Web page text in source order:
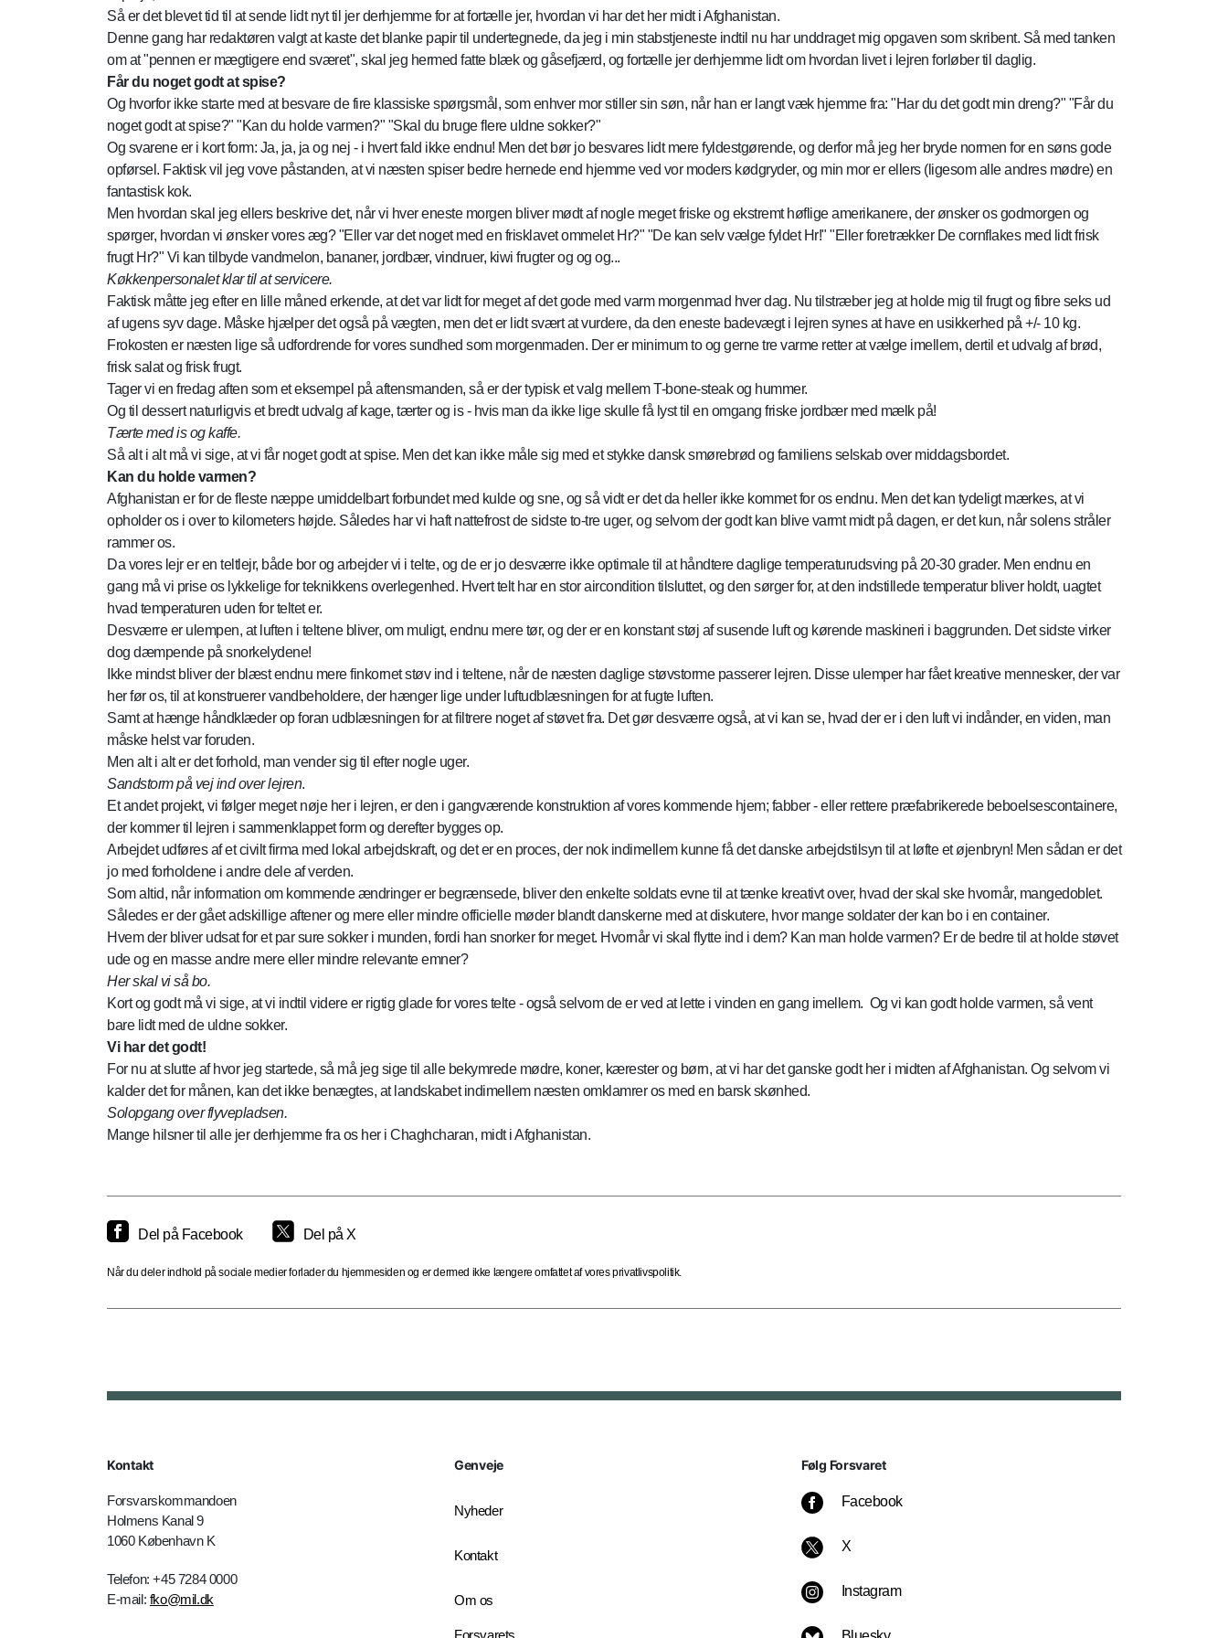
Så er det blevet tid til at sende lidt nyt til jer derhjemme for at fortælle jer, hvordan vi har det her midt i Afghanistan.
Denne gang har redaktøren valgt at kaste det blanke papir til undertegnede, da jeg i min stabstjeneste indtil nu har unddraget mig opgaven som skribent. Så med tanken
om at "pennen er mægtigere end sværet", skal jeg hermed fatte blæk og gåsefjærd, og fortælle jer derhjemme lidt om hvordan livet i lejren forløber til daglig.
Får du noget godt at spise?
Og hvorfor ikke starte med at besvare de fire klassiske spørgsmål, som enhver mor stiller sin søn, når han er langt væk hjemme fra: "Har du det godt min dreng?" "Får du
noget godt at spise?" "Kan du holde varmen?" "Skal du bruge flere uldne sokker?"
Og svarene er i kort form: Ja, ja, ja og nej - i hvert fald ikke endnu! Men det bør jo besvares lidt mere fyldestgørende, og derfor må jeg her bryde normen for en søns gode
opførsel. Faktisk vil jeg vove påstanden, at vi næsten spiser bedre hernede end hjemme ved vor moders kødgryder, og min mor er ellers (ligesom alle andres mødre) en
fantastisk kok.
Men hvordan skal jeg ellers beskrive det, når vi hver eneste morgen bliver mødt af nogle meget friske og ekstremt høflige amerikanere, der ønsker os godmorgen og
spørger, hvordan vi ønsker vores æg? "Eller var det noget med en frisklavet ommelet Hr?" "De kan selv vælge fyldet Hr!" "Eller foretrækker De cornflakes med lidt frisk
frugt Hr?" Vi kan tilbyde vandmelon, bananer, jordbær, vindruer, kiwi frugter og og og...
Køkkenpersonalet klar til at servicere.
Faktisk måtte jeg efter en lille måned erkende, at det var lidt for meget af det gode med varm morgenmad hver dag. Nu tilstræber jeg at holde mig til frugt og fibre seks ud
af ugens syv dage. Måske hjælper det også på vægten, men det er lidt svært at vurdere, da den eneste badevægt i lejren synes at have en usikkerhed på +/- 10 kg.
Frokosten er næsten lige så udfordrende for vores sundhed som morgenmaden. Der er minimum to og gerne tre varme retter at vælge imellem, dertil et udvalg af brød,
frisk salat og frisk frugt.
Tager vi en fredag aften som et eksempel på aftensmanden, så er der typisk et valg mellem T-bone-steak og hummer.
Og til dessert naturligvis et bredt udvalg af kage, tærter og is - hvis man da ikke lige skulle få lyst til en omgang friske jordbær med mælk på!
Tærte med is og kaffe.
Så alt i alt må vi sige, at vi får noget godt at spise. Men det kan ikke måle sig med et stykke dansk smørebrød og familiens selskab over middagsbordet.
Kan du holde varmen?
Afghanistan er for de fleste næppe umiddelbart forbundet med kulde og sne, og så vidt er det da heller ikke kommet for os endnu. Men det kan tydeligt mærkes, at vi
opholder os i over to kilometers højde. Således har vi haft nattefrost de sidste to-tre uger, og selvom der godt kan blive varmt midt på dagen, er det kun, når solens stråler
rammer os.
Da vores lejr er en teltlejr, både bor og arbejder vi i telte, og de er jo desværre ikke optimale til at håndtere daglige temperaturudsving på 20-30 grader. Men endnu en
gang må vi prise os lykkelige for teknikkens overlegenhed. Hvert telt har en stor aircondition tilsluttet, og den sørger for, at den indstillede temperatur bliver holdt, uagtet
hvad temperaturen uden for teltet er.
Desværre er ulempen, at luften i teltene bliver, om muligt, endnu mere tør, og der er en konstant støj af susende luft og kørende maskineri i baggrunden. Det sidste virker
dog dæmpende på snorkelydene!
Ikke mindst bliver der blæst endnu mere finkornet støv ind i teltene, når de næsten daglige støvstorme passerer lejren. Disse ulemper har fået kreative mennesker, der var
her før os, til at konstruerer vandbeholdere, der hænger lige under luftudblæsningen for at fugte luften.
Samt at hænge håndklæder op foran udblæsningen for at filtrere noget af støvet fra. Det gør desværre også, at vi kan se, hvad der er i den luft vi indånder, en viden, man
måske helst var foruden.
Men alt i alt er det forhold, man vender sig til efter nogle uger.
Sandstorm på vej ind over lejren.
Et andet projekt, vi følger meget nøje her i lejren, er den i gangværende konstruktion af vores kommende hjem; fabber - eller rettere præfabrikerede beboelsescontainere,
der kommer til lejren i sammenklappet form og derefter bygges op.
Arbejdet udføres af et civilt firma med lokal arbejdskraft, og det er en proces, der nok indimellem kunne få det danske arbejdstilsyn til at løfte et øjenbryn! Men sådan er det
jo med forholdene i andre dele af verden.
Som altid, når information om kommende ændringer er begrænsede, bliver den enkelte soldats evne til at tænke kreativt over, hvad der skal ske hvornår, mangedoblet.
Således er der gået adskillige aftener og mere eller mindre officielle møder blandt danskerne med at diskutere, hvor mange soldater der kan bo i en container.
Hvem der bliver udsat for et par sure sokker i munden, fordi han snorker for meget. Hvornår vi skal flytte ind i dem? Kan man holde varmen? Er de bedre til at holde støvet
ude og en masse andre mere eller mindre relevante emner?
Her skal vi så bo.
Kort og godt må vi sige, at vi indtil videre er rigtig glade for vores telte - også selvom de er ved at lette i vinden en gang imellem. Og vi kan godt holde varmen, så vent
bare lidt med de uldne sokker.
Vi har det godt!
For nu at slutte af hvor jeg startede, så må jeg sige til alle bekymrede mødre, koner, kærester og børn, at vi har det ganske godt her i midten af Afghanistan. Og selvom vi
kalder det for månen, kan det ikke benægtes, at landskabet indimellem næsten omklamrer os med en barsk skønhed.
Solopgang over flyvepladsen.
Mange hilsner til alle jer derhjemme fra os her i Chaghcharan, midt i Afghanistan.
Del på Facebook Del på X
Når du deler indhold på sociale medier forlader du hjemmesiden og er dermed ikke længere omfattet af vores privatlivspolitik.
Kontakt
Forsvarskommandoen
Holmens Kanal 9
1060 København K
Telefon: +45 7284 0000
E-mail: fko@mil.dk
Genveje
Nyheder
Kontakt
Om os
Forsvarets
Følg Forsvaret
Facebook
X
Instagram